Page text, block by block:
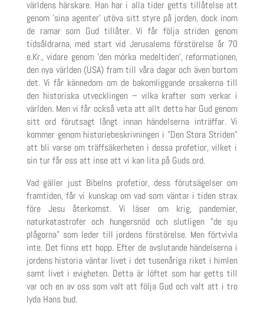
världens härskare. Han har i alla tider getts tillåtelse att
genom ’sina agenter’ utöva sitt styre på jorden, dock inom
de ramar som Gud tillåter. Vi får följa striden genom
tidsåldrarna, med start vid Jerusalems förstörelse år 70
e.Kr., vidare genom ’den mörka medeltiden’, reformationen,
den nya världen (USA) fram till våra dagar och även bortom
det. Vi får kännedom omde bakomliggande orsakerna till
den historiska utvecklingen– vilka krafter som verkar i
världen. Men vi får också veta att allt detta har Gud genom
sitt ord förutsagt långt innan händelserna inträffar. Vi
kommergenom historiebeskrivningen i ”Den Stora Striden”
att bli varse om träffsäkerheten i dessa profetior, vilket i
sin turfår oss att inse att vi kan lita på Guds ord.
Vad gäller just Bibelns profetior, dess förutsägelser om
framtiden,får vi kunskap omvad som väntar i tiden strax
föreJesu återkomst. Vi läser om krig, pandemier,
naturkatastroferoch hungersnöd och slutligen ”de sju
plågorna” som leder till jordens förstörelse. Men förtvivla
inte. Det finns ett hopp. Efter de avslutande händelserna i
jordens historia väntar livet i dettusenåriga riket i himlen
samt livet i evigheten. Detta är löftet som har getts till
var och en av oss som valt att följa Gud och valt att i tro
lyda Hans bud.